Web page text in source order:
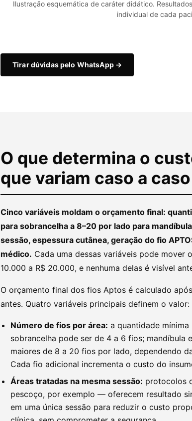
Ilustração esquemática de caráter didático.
individual de cada
Tirar dúvidas pelo WhatsApp →
O que determina o
que variam caso a caso
Cinco variáveis moldam o orçamento final:
para sobrancelha a 8–20 por lado para
sessão, espessura cutânea, geração do fio
médico. Cada uma dessas variáveis pode mover
10.000 a R$ 20.000, e nenhuma delas é visível
O orçamento final dos fios Aptos é calculado
antes. Quatro variáveis principais definem o valor:
Número de fios por área: a quantidade
sobrancelha pode ser de 4 a 6 fios; mandíbula
maiores de 8 a 20 fios por lado, dependendo
Cada fio adicional incrementa o custo do
Áreas tratadas na mesma sessão: protocolos
pescoço, por exemplo — oferecem resultado
em uma única sessão para reduzir o custo